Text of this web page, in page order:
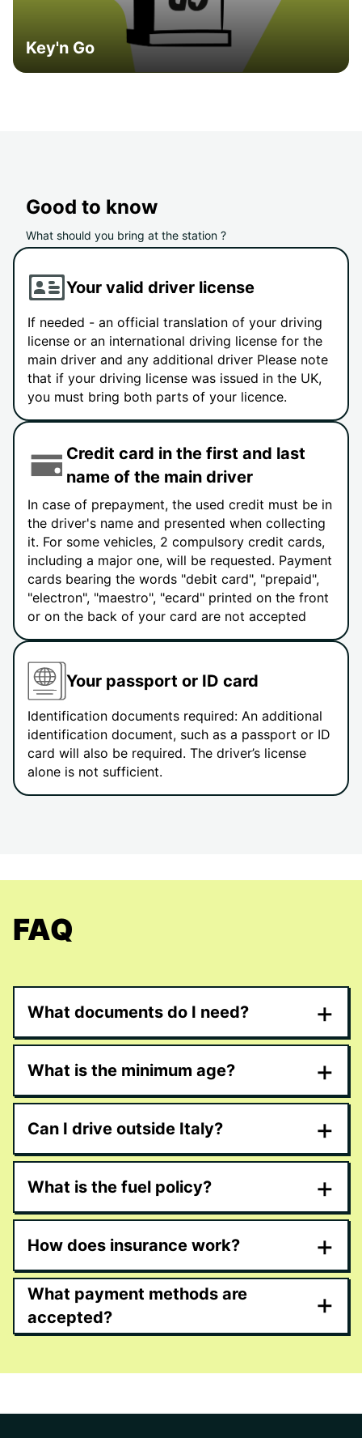
Key'n Go
Good to know
What should you bring at the station ?
Your valid driver license
If needed - an official translation of your driving
license or an international driving license for the
main driver and any additional driver Please note
that if your driving license was issued in the UK,
you must bring both parts of your licence.
Credit card in the first and last
name of the main driver
In case of prepayment, the used credit must be in
the driver's name and presented when collecting
it. For some vehicles, 2 compulsory credit cards,
including a major one, will be requested. Payment
cards bearing the words "debit card", "prepaid",
"electron", "maestro", "ecard" printed on the front
or on the back of your card are not accepted
Your passport or ID card
Identification documents required: An additional
identification document, such as a passport or ID
card will also be required. The driver’s license
alone is not sufficient.
FAQ
What documents do I need? +
What is the minimum age? +
Can I drive outside Italy? +
What is the fuel policy? +
How does insurance work? +
What payment methods are
accepted?
+